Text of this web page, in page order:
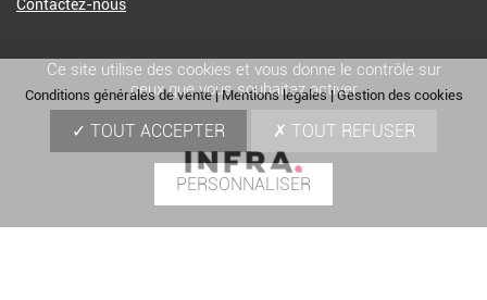
Contactez-nous
Conditions générales de vente|Mentions légales|Gestion des cookies
Ce site utilise des cookies et vous donne le contrôle sur
ceux que vous souhaitez activer
TOUT ACCEPTER TOUT REFUSER
PERSONNALISER